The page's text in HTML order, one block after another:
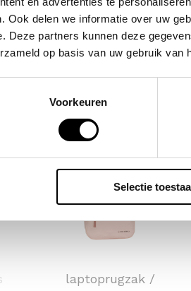
Ook delen we informatie over uw
Deze partners kunnen deze
op basis van uw gebruik van
Voorkeuren
Selectie
laptoprugzak /